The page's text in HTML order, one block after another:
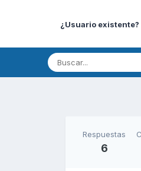
¿Usuario
Respuestas
6